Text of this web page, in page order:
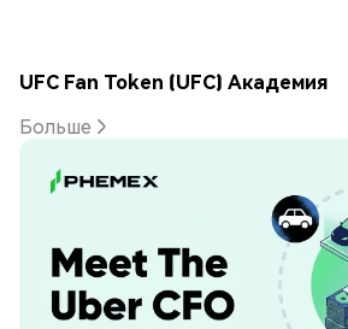
UFC Fan Token (UFC) Академия
Больше